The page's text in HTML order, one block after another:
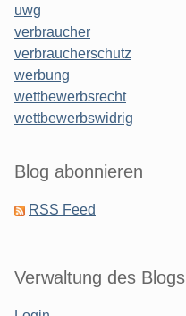
uwg
verbraucher
verbraucherschutz
werbung
wettbewerbsrecht
wettbewerbswidrig
Blog abonnieren
RSS Feed
Verwaltung des Blogs